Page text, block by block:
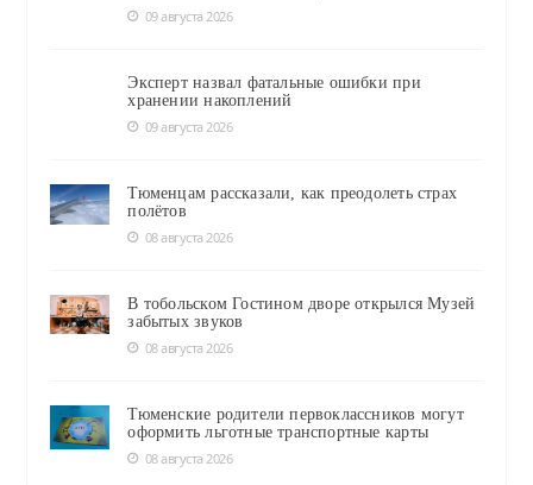
09 августа 2026
Эксперт назвал фатальные ошибки при
хранении накоплений
09 августа 2026
Тюменцам рассказали, как преодолеть страх
полётов
08 августа 2026
В тобольском Гостином дворе открылся Музей
забытых звуков
08 августа 2026
Тюменские родители первоклассников могут
оформить льготные транспортные карты
08 августа 2026